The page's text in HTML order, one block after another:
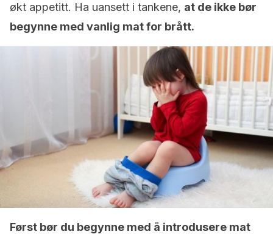
økt appetitt. Ha uansett i tankene, at de ikke bør
begynne med vanlig mat for brått.
Først bør du begynne med å introdusere mat